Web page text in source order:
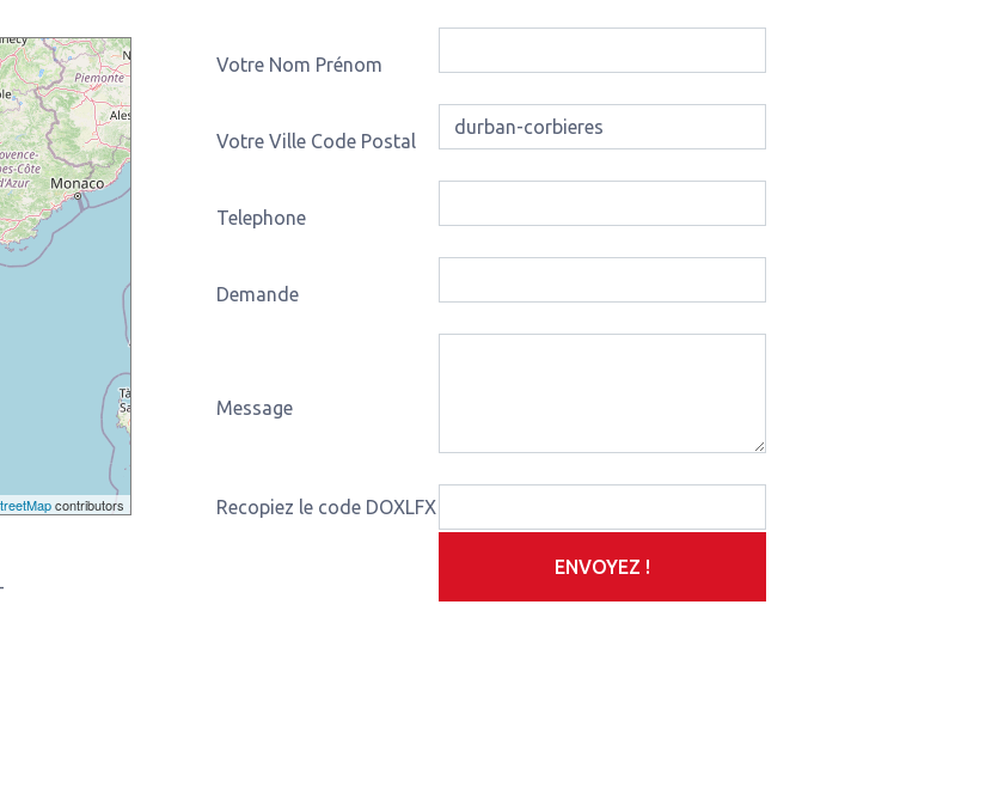
contributors
-
Votre Nom Prénom
Votre Ville Code Postal
Telephone
Demande
Message
Recopiez le code DOXLFX
ENVOYEZ !